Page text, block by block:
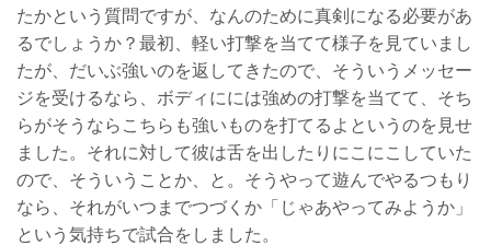
たかという質問ですが、なんのために真剣になる必要があ
るでしょうか？最初、軽い打撃を当てて様子を見ていまし
たが、だいぶ強いのを返してきたので、そういうメッセー
ジを受けるなら、ボディにには強めの打撃を当てて、そち
らがそうならこちらも強いものを打てるよというのを見せ
ました。それに対して彼は舌を出したりにこにこしていた
ので、そういうことか、と。そうやって遊んでやるつもり
なら、それがいつまでつづくか「じゃあやってみようか」
という気持ちで試合をしました。